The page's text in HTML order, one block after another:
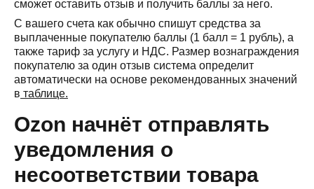
сможет оставить отзыв и получить баллы за него.
С вашего счета как обычно спишут средства за
выплаченные покупателю баллы (1 балл = 1 рубль), а
также тариф за услугу и НДС. Размер вознаграждения
покупателю за один отзыв система определит
автоматически на основе рекомендованных значений
в таблице.
Ozon начнёт отправлять
уведомления о
несоответствии товара